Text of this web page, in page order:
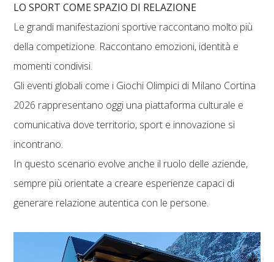
LO SPORT COME SPAZIO DI RELAZIONE
Le grandi manifestazioni sportive raccontano molto più
della competizione. Raccontano emozioni, identità e
momenti condivisi.
Gli eventi globali come i Giochi Olimpici di Milano Cortina
2026 rappresentano oggi una piattaforma culturale e
comunicativa dove territorio, sport e innovazione si
incontrano.
In questo scenario evolve anche il ruolo delle aziende,
sempre più orientate a creare esperienze capaci di
generare relazione autentica con le persone.